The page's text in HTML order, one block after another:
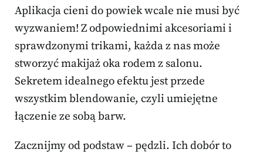
Aplikacja cieni do powiek wcale nie musi być
wyzwaniem! Z odpowiednimi akcesoriami i
sprawdzonymi trikami, każda z nas może
stworzyć makijaż oka rodem z salonu.
Sekretem idealnego efektu jest przede
wszystkim blendowanie, czyli umiejętne
łączenie ze sobą barw.
Zacznijmy od podstaw – pędzli. Ich dobór to